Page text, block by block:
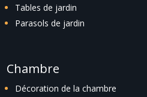
Tables de jardin
Parasols de jardin
Chambre
Décoration de la chambre